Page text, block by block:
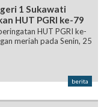
1 Sukawati
HUT PGRI ke-79
HUT PGRI ke-
meriah pada Senin, 25
berita